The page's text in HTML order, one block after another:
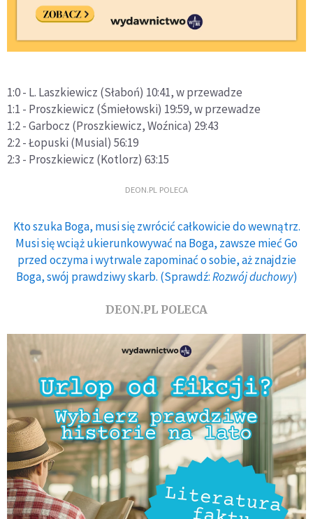
1:0 - L. Laszkiewicz (Słaboń) 10:41, w przewadze
1:1 - Proszkiewicz (Śmiełowski) 19:59, w przewadze
1:2 - Garbocz (Proszkiewicz, Woźnica) 29:43
2:2 - Łopuski (Musial) 56:19
2:3 - Proszkiewicz (Kotlorz) 63:15
DEON.PL POLECA
Kto szuka Boga, musi się zwrócić całkowicie do wewnątrz.
Musi się wciąż ukierunkowywać na Boga, zawsze mieć Go
przed oczyma i wytrwale zapominać o sobie, aż znajdzie
Boga, swój prawdziwy skarb. (Sprawdź:Rozwój duchowy)
DEON.PL POLECA